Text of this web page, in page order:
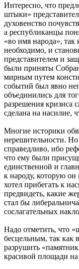
Интересно, что
штыки»
духовенство
а республиканцы
«во имя народа», так
необходимо, и
представителем и
были приняты
мирным путем
событий был явно
объединились для
разрешения кризиса
сделана на насилие,
Многие историки
нерешительности.
справедливо, ибо
что ему были
единственной и
к народу, которую он
хотел прибегать к
предвидеть, какие
стал бы
сослагательных
Надо отметить, что
бесцельным, так как
разрушить
красивой площади на